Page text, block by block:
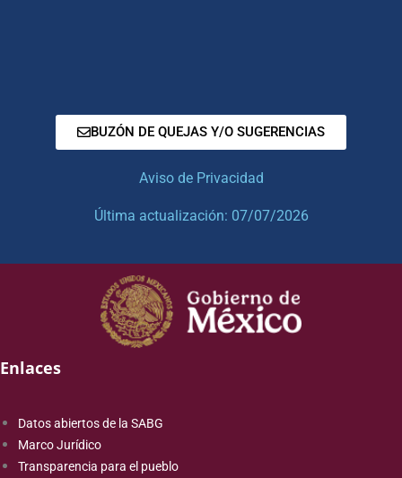
BUZÓN DE QUEJAS Y/O SUGERENCIAS
Aviso de Privacidad
Última actualización: 07/07/2026
Enlaces
Datos abiertos de la SABG
Marco Jurídico
Transparencia para el pueblo